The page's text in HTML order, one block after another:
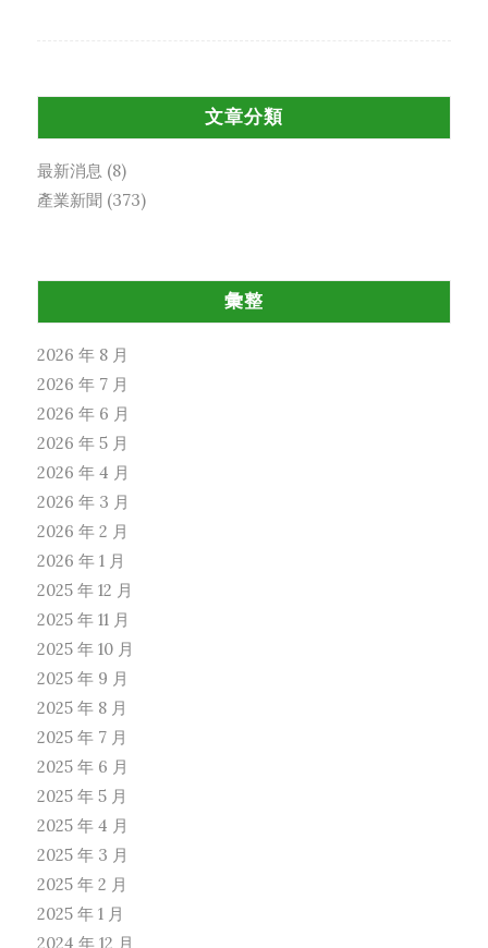
文章分類
最新消息 (8)
產業新聞 (373)
彙整
2026 年 8 月
2026 年 7 月
2026 年 6 月
2026 年 5 月
2026 年 4 月
2026 年 3 月
2026 年 2 月
2026 年 1 月
2025 年 12 月
2025 年 11 月
2025 年 10 月
2025 年 9 月
2025 年 8 月
2025 年 7 月
2025 年 6 月
2025 年 5 月
2025 年 4 月
2025 年 3 月
2025 年 2 月
2025 年 1 月
2024 年 12 月